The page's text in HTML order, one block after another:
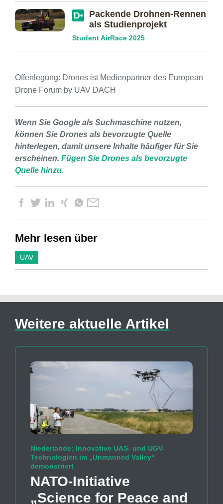
Packende Drohnen-Rennen
als Studienprojekt
Student AirRace 2025
Offenlegung: Drones ist Medienpartner des European
Drone Forum by UAV DACH
Wenn Sie Google als Suchmaschine nutzen,
können Sie Drones als bevorzugte Quelle
hinterlegen, damit unsere Inhalte häufiger für Sie
erscheinen. Fügen Sie Drones als bevorzugte
Quelle hinzu.
Mehr lesen über
UAV
Weitere aktuelle Artikel
Niederlande: Innovative UAS- und UGV-
Technologien im „Unmanned Valley“
demonstriert
NATO-Initiative
„Science for Peace and